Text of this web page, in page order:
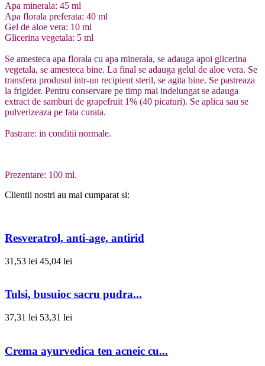
Apa minerala: 45 ml
Apa florala preferata: 40 ml
Gel de aloe vera: 10 ml
Glicerina vegetala: 5 ml
Se amesteca apa florala cu apa minerala, se adauga apoi glicerina
vegetala, se amesteca bine. La final se adauga gelul de aloe vera. Se
transfera produsul intr-un recipient steril, se agita bine. Se pastreaza
la frigider. Pentru conservare pe timp mai indelungat se adauga
extract de samburi de grapefruit 1% (40 picaturi). Se aplica sau se
pulverizeaza pe fata curata.
Pastrare: in conditii normale.
Prezentare: 100 ml.
Clientii nostri au mai cumparat si:
Resveratrol, anti-age, antirid
31,53 lei 45,04 lei
Tulsi, busuioc sacru pudra...
37,31 lei 53,31 lei
Crema ayurvedica ten acneic cu...